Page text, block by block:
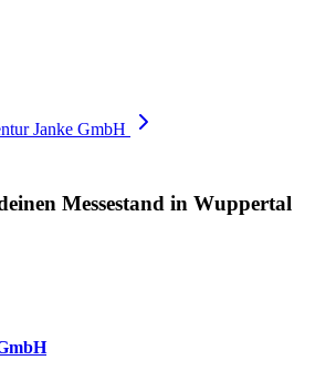
Janke GmbH
Messestand in Wuppertal